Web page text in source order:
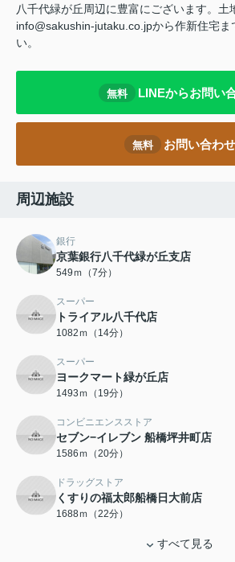
八千代緑が丘周辺に豊富にございます。土
info@sakushin-jutaku.co.jpから作新住宅ま
い。
無料 LINEからお問い
無料 お問い合わせ
周辺施設
銀行
京葉銀行八千代緑が丘支店
549ｍ（7分）
スーパー
トライアル八千代店
1082ｍ（14分）
スーパー
ヨークマート緑が丘店
1493ｍ（19分）
コンビニエンスストア
セブン−イレブン 船橋坪井町店
1586ｍ（20分）
ドラッグストア
くすりの福太郎船橋日大前店
1688ｍ（22分）
すべて見る